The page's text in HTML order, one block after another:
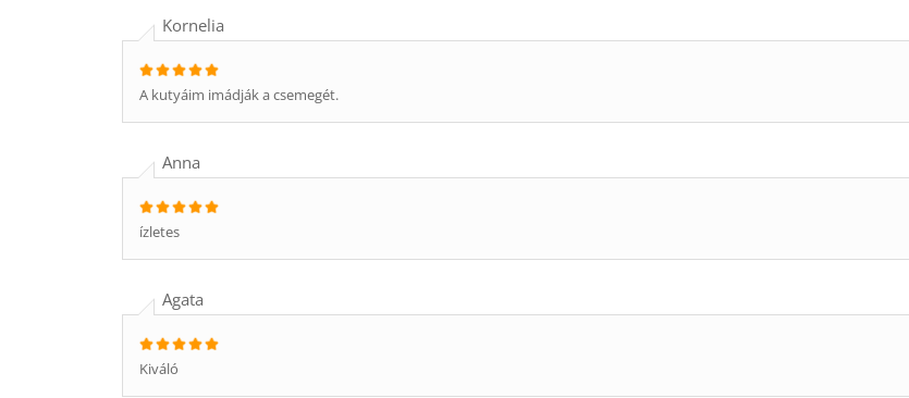
Kornelia
A kutyáim imádják a csemegét.
Anna
ízletes
Agata
Kiváló